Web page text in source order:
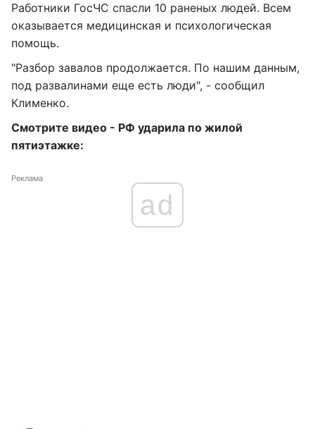
Работники ГосЧС спасли 10 раненых людей. Всем
оказывается медицинская и психологическая
помощь.
"Разбор завалов продолжается. По нашим данным,
под развалинами еще есть люди", - сообщил
Клименко.
Смотрите видео - РФ ударила по жилой
пятиэтажке:
Реклама
ad